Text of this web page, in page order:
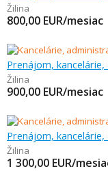
Žilina
800,00 EUR/mesiac
Prenájom,
Žilina
900,00 EUR/mesiac
Prenájom,
Žilina
1 300,00 EUR/